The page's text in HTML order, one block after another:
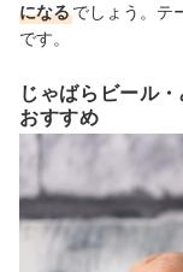
になるでしょう。テ
です。
じゃばらビール
おすすめ